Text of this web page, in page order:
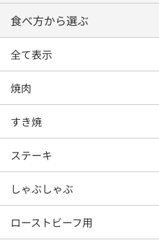
食べ方から選ぶ
全て表示
焼肉
すき焼
ステーキ
しゃぶしゃぶ
ローストビーフ用